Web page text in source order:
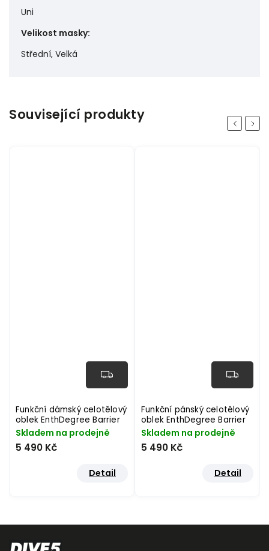
Uni
Velikost masky:
Střední, Velká
Související produkty Previous
Funkční pánský celotělový
oblek EnthDegree Barrier
UV50+
Skladem na prodejně
5 490 Kč
Detail
Cestovní taška Fourth
Element Expedition
90 l - oranžová
Na dotaz
2 990 Kč
Detail
Next